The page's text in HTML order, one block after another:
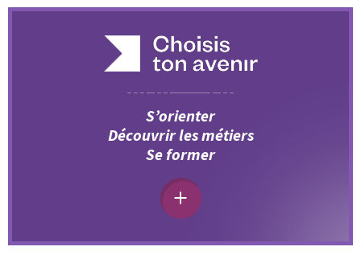
S’orienter
Découvrir les métiers
Se former